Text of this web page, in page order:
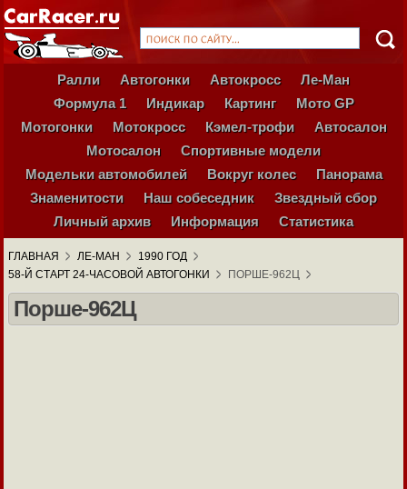
Ралли Автогонки Автокросс
Ле-Ман
Формула 1
Индикар Картинг
Мото GP
Мотогонки
Мотокросс Кэмел-трофи
Автосалон
Мотосалон
Спортивные модели
Модельки автомобилей
Вокруг колес
Панорама
Знаменитости
Наш собеседник
Звездный сбор
Личный архив
Информация Статистика
ГЛАВНАЯ ЛЕ-МАН
1990 ГОД
58-Й СТАРТ 24-ЧАСОВОЙ АВТОГОНКИ
ПОРШЕ-962Ц
Порше-962Ц